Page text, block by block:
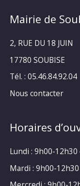
Mairie de
2, RUE DU 18 JUIN
17780 SOUBISE
Tél. : 05.46.84.92.04
Nous contacter
Horaires
Lundi : 9h00-
Mardi : 9h00-